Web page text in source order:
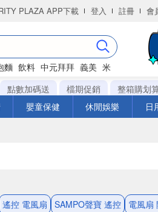
PLAZA APP下載 登入 註冊 會
麵 飲料 中元拜拜 義美 米
點數加碼送 檔期促銷 整箱購划
嬰童保健 休閒娛樂 日
遙控 電風扇 SAMPO聲寶 遙控 電風扇